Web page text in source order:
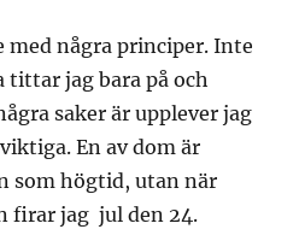
med några principer. Inte
tittar jag bara på och
saker är upplever jag
En av dom är
som högtid, utan när
firar jag jul den 24.